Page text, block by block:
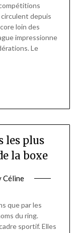
depuis
loin des
impressionne
Le
les plus
la boxe
Céline
que par les
du ring.
sportif. Elles